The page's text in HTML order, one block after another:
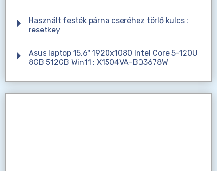
Használt festék párna cseréhez törlő kulcs :
resetkey
Asus laptop 15.6" 1920x1080 Intel Core 5-120U
8GB 512GB Win11 : X1504VA-BQ3678W